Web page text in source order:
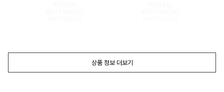
상품 정보 더보기